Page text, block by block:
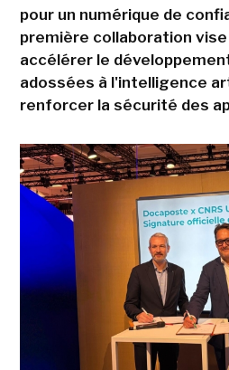
pour un numérique de
première collaboration
accélérer le
adossées à l'intelligence
renforcer la sécurité des